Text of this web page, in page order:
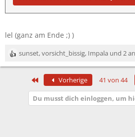
lel (ganz am Ende ;) )
R
e
sunset,vorsicht_bissig, Impala und 2
Erste Vorherige 41 von 44
Du musst dich einloggen, um